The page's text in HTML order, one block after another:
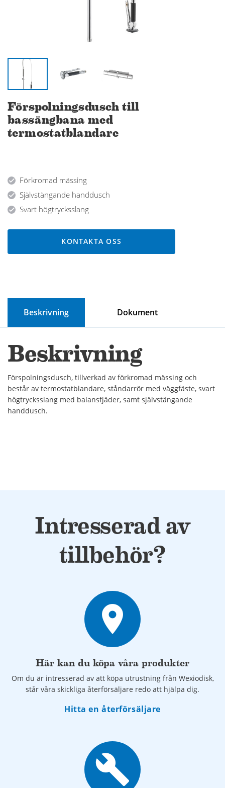
Förspolningsdusch till
bassängbana med
termostatblandare
Förkromad mässing
Självstängande handdusch
Svart högtrycksslang
KONTAKTA OSS
Beskrivning Dokument
Beskrivning
Förspolningsdusch, tillverkad av förkromad mässing och
består av termostatblandare, ståndarrör med väggfäste, svart
högtrycksslang med balansfjäder, samt självstängande
handdusch.
Intresserad av
tillbehör?
place
Här kan du köpa våra produkter
Om du är intresserad av att köpa utrustning från Wexiodisk,
står våra skickliga återförsäljare redo att hjälpa dig.
Hitta en återförsäljare
build